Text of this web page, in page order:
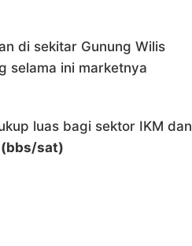
di sekitar Gunung Wilis
selama ini marketnya
luas bagi sektor IKM dan
(bbs/sat)